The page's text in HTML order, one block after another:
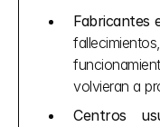
Fabricantes
volvieran a
Centros